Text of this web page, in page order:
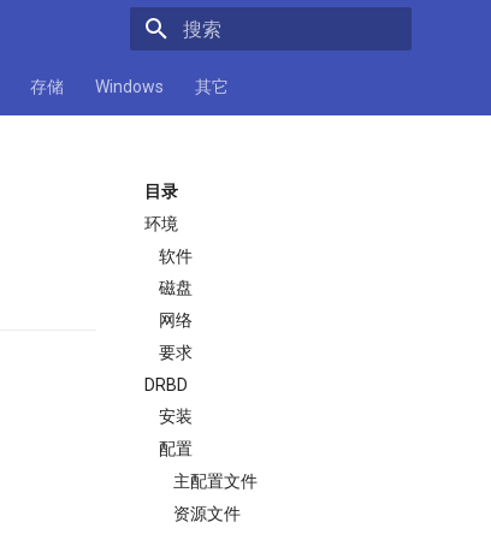
存储 Windows 其它
目录
环境
软件
磁盘
网络
要求
DRBD
安装
配置
主配置文件
资源文件